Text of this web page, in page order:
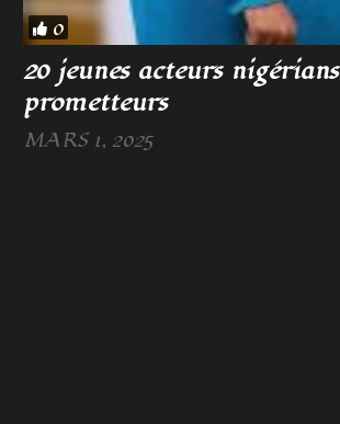
0
20 jeunes acteurs nigérians
prometteurs
MARS 1, 2025